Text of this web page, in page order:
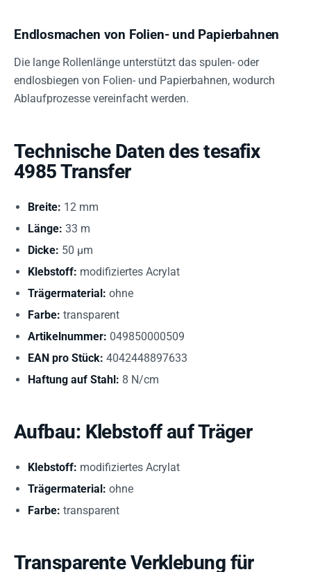
Endlosmachen von Folien- und Papierbahnen
Die lange Rollenlänge unterstützt das spulen- oder
endlosbiegen von Folien- und Papierbahnen, wodurch
Ablaufprozesse vereinfacht werden.
Technische Daten des tesafix
4985 Transfer
Breite: 12 mm
Länge: 33 m
Dicke: 50 µm
Klebstoff: modifiziertes Acrylat
Trägermaterial: ohne
Farbe: transparent
Artikelnummer: 049850000509
EAN pro Stück: 4042448897633
Haftung auf Stahl: 8 N/cm
Aufbau: Klebstoff auf Träger
Klebstoff: modifiziertes Acrylat
Trägermaterial: ohne
Farbe: transparent
Transparente Verklebung für